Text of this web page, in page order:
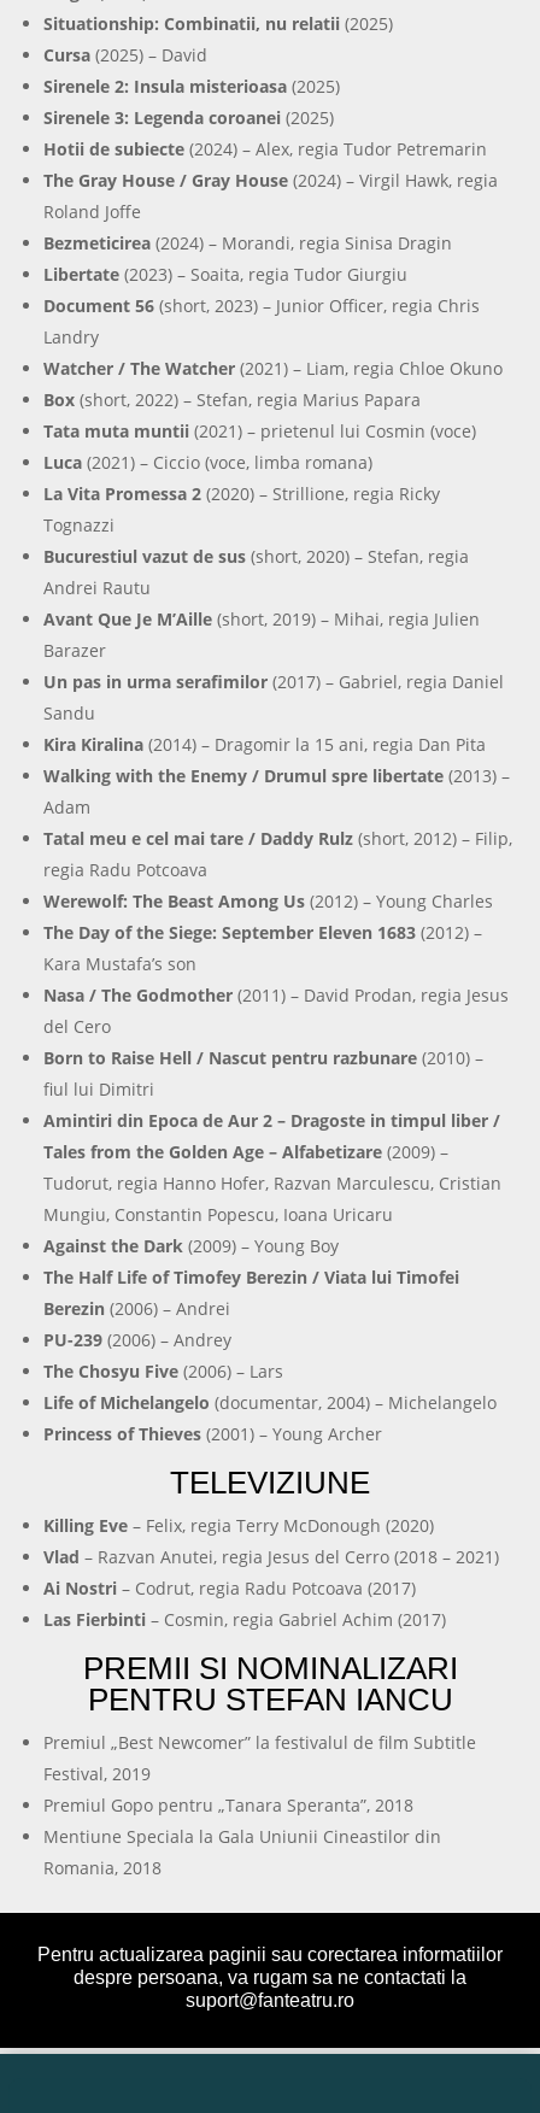
Situationship: Combinatii, nu relatii (2025)
Cursa (2025) – David
Sirenele 2: Insula misterioasa (2025)
Sirenele 3: Legenda coroanei (2025)
Hotii de subiecte (2024) – Alex, regia Tudor Petremarin
The Gray House / Gray House (2024) – Virgil Hawk, regia
Roland Joffe
Bezmeticirea (2024) – Morandi, regia Sinisa Dragin
Libertate (2023) – Soaita, regia Tudor Giurgiu
Document 56 (short, 2023) – Junior Officer, regia Chris
Landry
Watcher / The Watcher (2021) – Liam, regia Chloe Okuno
Box (short, 2022) – Stefan, regia Marius Papara
Tata muta muntii (2021) – prietenul lui Cosmin (voce)
Luca (2021) – Ciccio (voce, limba romana)
La Vita Promessa 2 (2020) – Strillione, regia Ricky
Tognazzi
Bucurestiul vazut de sus (short, 2020) – Stefan, regia
Andrei Rautu
Avant Que Je M’Aille (short, 2019) – Mihai, regia Julien
Barazer
Un pas in urma serafimilor (2017) – Gabriel, regia Daniel
Sandu
Kira Kiralina (2014) – Dragomir la 15 ani, regia Dan Pita
Walking with the Enemy / Drumul spre libertate (2013) –
Adam
Tatal meu e cel mai tare / Daddy Rulz (short, 2012) – Filip,
regia Radu Potcoava
Werewolf: The Beast Among Us (2012) – Young Charles
The Day of the Siege: September Eleven 1683 (2012) –
Kara Mustafa’s son
Nasa / The Godmother (2011) – David Prodan, regia Jesus
del Cero
Born to Raise Hell / Nascut pentru razbunare (2010) –
fiul lui Dimitri
Amintiri din Epoca de Aur 2 – Dragoste in timpul liber /
Tales from the Golden Age – Alfabetizare (2009) –
Tudorut, regia Hanno Hofer, Razvan Marculescu, Cristian
Mungiu, Constantin Popescu, Ioana Uricaru
Against the Dark (2009) – Young Boy
The Half Life of Timofey Berezin / Viata lui Timofei
Berezin (2006) – Andrei
PU-239 (2006) – Andrey
The Chosyu Five (2006) – Lars
Life of Michelangelo (documentar, 2004) – Michelangelo
Princess of Thieves (2001) – Young Archer
TELEVIZIUNE
Killing Eve – Felix, regia Terry McDonough (2020)
Vlad – Razvan Anutei, regia Jesus del Cerro (2018 – 2021)
Ai Nostri – Codrut, regia Radu Potcoava (2017)
Las Fierbinti – Cosmin, regia Gabriel Achim (2017)
PREMII SI NOMINALIZARI
PENTRU STEFAN IANCU
Premiul „Best Newcomer” la festivalul de film Subtitle
Festival, 2019
Premiul Gopo pentru „Tanara Speranta”, 2018
Mentiune Speciala la Gala Uniunii Cineastilor din
Romania, 2018
Pentru actualizarea paginii sau corectarea informatiilor
despre persoana, va rugam sa ne contactati la
suport@fanteatru.ro